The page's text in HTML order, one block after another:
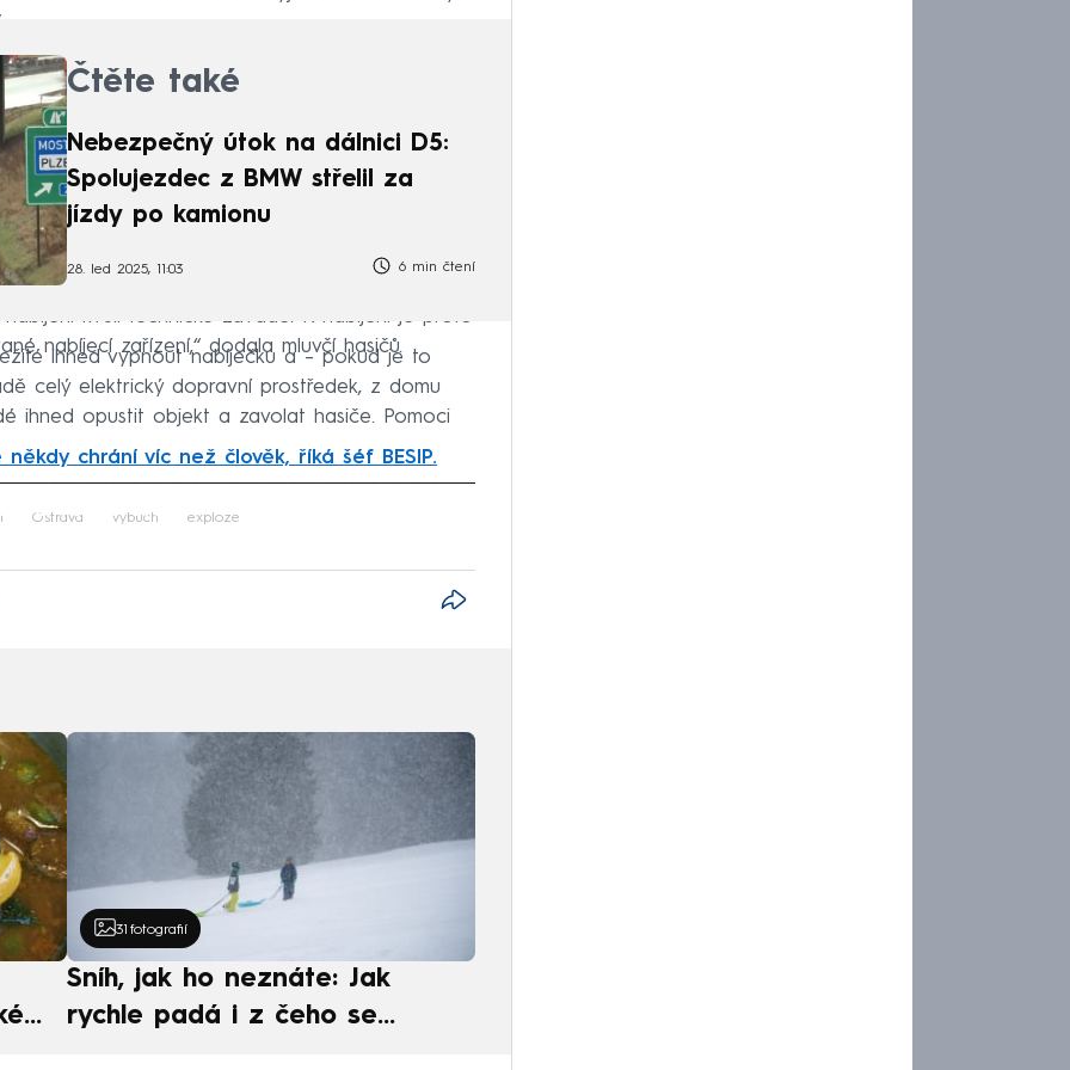
Čtěte také
Nebezpečný útok na dálnici D5:
Spolujezdec z BMW střelil za
jízdy po kamionu
28. led 2025, 11:03 6 min čtení
kvůli technické závadě. K nabíjení je proto
nabíjecí zařízení,“ dodala mluvčí hasičů.
ihned vypnout nabíječku a – pokud je to
celý elektrický dopravní prostředek, z domu
ihned opustit objekt a zavolat hasiče. Pomoci
někdy chrání víc než člověk, říká šéf BESIP.
to fetch
Ostrava výbuch exploze
31 fotografií
Sníh, jak ho neznáte: Jak
rychle padá i z čeho se